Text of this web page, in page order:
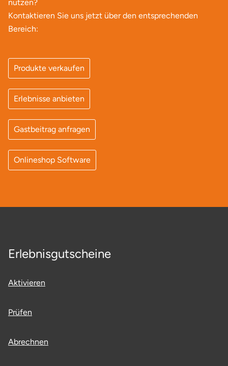
nutzen?
Kontaktieren Sie uns jetzt über den entsprechenden
Bereich:
Produkte verkaufen
Erlebnisse anbieten
Gastbeitrag anfragen
Onlineshop Software
Erlebnisgutscheine
Aktivieren
Prüfen
Abrechnen